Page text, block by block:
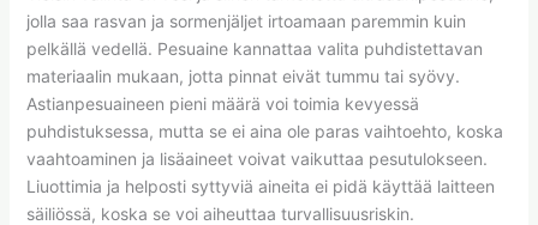
jolla saa rasvan ja sormenjäljet irtoamaan paremmin kuin
pelkällä vedellä. Pesuaine kannattaa valita puhdistettavan
materiaalin mukaan, jotta pinnat eivät tummu tai syövy.
Astianpesuaineen pieni määrä voi toimia kevyessä
puhdistuksessa, mutta se ei aina ole paras vaihtoehto, koska
vaahtoaminen ja lisäaineet voivat vaikuttaa pesutulokseen.
Liuottimia ja helposti syttyviä aineita ei pidä käyttää laitteen
säiliössä, koska se voi aiheuttaa turvallisuusriskin.